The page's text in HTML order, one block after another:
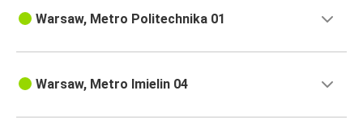
Warsaw, Metro Politechnika 01
Warsaw, Metro Imielin 04